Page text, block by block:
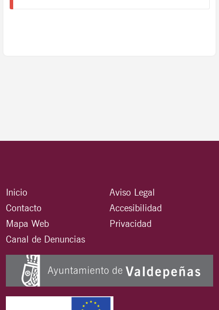
Inicio
Contacto
Mapa Web
Canal de Denuncias
Aviso Legal
Accesibilidad
Privacidad